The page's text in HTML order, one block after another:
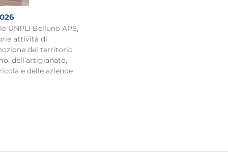
UNPLI Belluno APS,
attività di
del territorio
dell’artigianato,
e delle aziende